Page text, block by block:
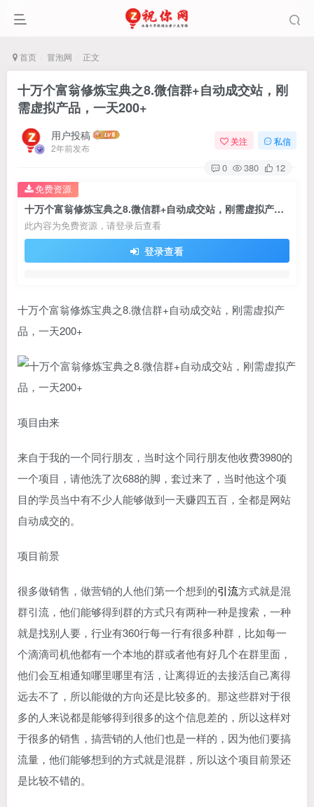
首页 冒泡网 正文
十万个富翁修炼宝典之8.微信群+自动成交站，刚
需虚拟产品，一天200+
用户投稿
2年前发布
关注 私信
0 380 12
十万个富翁修炼宝典之8.微信群+自动成交站，刚需虚拟产品，一天200+
此内容为免费资源，请登录后查看
登录查看
免费资源
十万个富翁修炼宝典之8.微信群+自动成交站，刚需虚拟产
品，一天200+
项目由来
来自于我的一个同行朋友，当时这个同行朋友他收费3980的
一个项目，请他洗了次688的脚，套过来了，当时他这个项
目的学员当中有不少人能够做到一天赚四五百，全都是网站
自动成交的。
项目前景
很多做销售，做营销的人他们第一个想到的引流方式就是混
群引流，他们能够得到群的方式只有两种一种是搜索，一种
就是找别人要，行业有360行每一行有很多种群，比如每一
个滴滴司机他都有一个本地的群或者他有好几个在群里面，
他们会互相通知哪里哪里有活，让离得近的去接活自己离得
远去不了，所以能做的方向还是比较多的。那这些群对于很
多的人来说都是能够得到很多的这个信息差的，所以这样对
于很多的销售，搞营销的人他们也是一样的，因为他们要搞
流量，他们能够想到的方式就是混群，所以这个项目前景还
是比较不错的。